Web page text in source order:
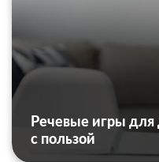
Речевые игры для
с пользой